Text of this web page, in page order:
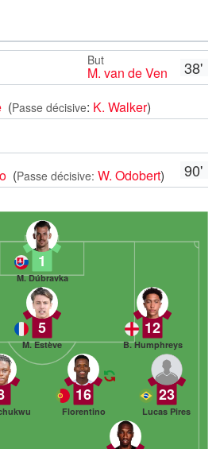
38'
But
M. van de Ven
(Passe décisive: K. Walker)
90'
(Passe décisive: W. Odobert)
1
M. Dúbravka
12
B. Humphreys
5
M. Estève
23
Lucas Pires
16
Florentino